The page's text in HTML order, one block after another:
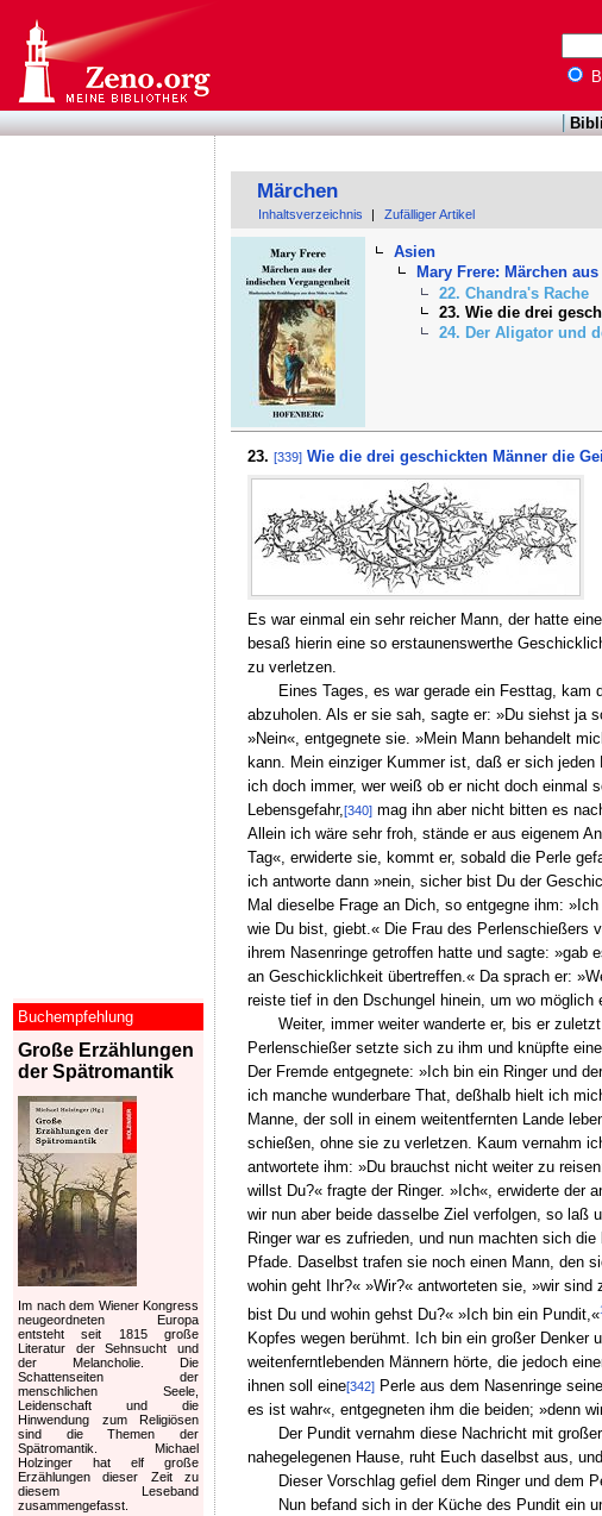
Märchen
Inhaltsverzeichnis Zufälliger Artikel
Asien
Mary Frere: Märchen
22. Chandra's Rache
23. Wie die drei
24. Der Aligator und
23. [339] Wie die drei geschickten Männer die
Es war einmal ein sehr reicher Mann, der hatte
besaß hierin eine so erstaunenswerthe
zu verletzen.
Eines Tages, es war gerade ein Festtag, kam
abzuholen. Als er sie sah, sagte er: »Du siehst ja
»Nein«, entgegnete sie. »Mein Mann behandelt
kann. Mein einziger Kummer ist, daß er sich
ich doch immer, wer weiß ob er nicht doch einmal
Lebensgefahr,[340]mag ihn aber nicht bitten es
Allein ich wäre sehr froh, stände er aus eigenem
Tag«, erwiderte sie, kommt er, sobald die Perle
ich antworte dann »nein, sicher bist Du der
Mal dieselbe Frage an Dich, so entgegne ihm:
wie Du bist, giebt.« Die Frau des Perlenschießers
ihrem Nasenringe getroffen hatte und sagte: »gab
an Geschicklichkeit übertreffen.« Da sprach er:
reiste tief in den Dschungel hinein, um wo möglich
Weiter, immer weiter wanderte er, bis er
Perlenschießer setzte sich zu ihm und knüpfte
Der Fremde entgegnete: »Ich bin ein Ringer und
ich manche wunderbare That, deßhalb hielt ich
Manne, der soll in einem weitentfernten Lande
schießen, ohne sie zu verletzen. Kaum vernahm
antwortete ihm: »Du brauchst nicht weiter zu
willst Du?« fragte der Ringer. »Ich«, erwiderte der
wir nun aber beide dasselbe Ziel verfolgen, so laß
Ringer war es zufrieden, und nun machten sich
Pfade. Daselbst trafen sie noch einen Mann, den
wohin geht Ihr?« »Wir?« antworteten sie, »wir
bist Du und wohin gehst Du?« »Ich bin ein Pundit,«1
Kopfes wegen berühmt. Ich bin ein großer Denker
weitenferntlebenden Männern hörte, die jedoch
ihnen soll eine[342]Perle aus dem Nasenringe
es ist wahr«, entgegneten ihm die beiden; »denn
Der Pundit vernahm diese Nachricht mit
nahegelegenen Hause, ruht Euch daselbst aus,
Dieser Vorschlag gefiel dem Ringer und dem
Nun befand sich in der Küche des Pundit ein
Buchempfehlung
Große Erzählungen
der Spätromantik
Im nach dem Wiener Kongress
neugeordneten Europa
entsteht seit 1815 große
Literatur der Sehnsucht und
der Melancholie. Die
Schattenseiten der
menschlichen Seele,
Leidenschaft und die
Hinwendung zum Religiösen
sind die Themen der
Spätromantik. Michael
Holzinger hat elf große
Erzählungen dieser Zeit zu
diesem Leseband
zusammengefasst.